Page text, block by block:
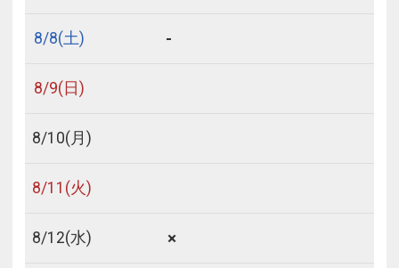
8/8(土) -
8/9(日)
8/10(月)
8/11 (火)
8/12(水) ×